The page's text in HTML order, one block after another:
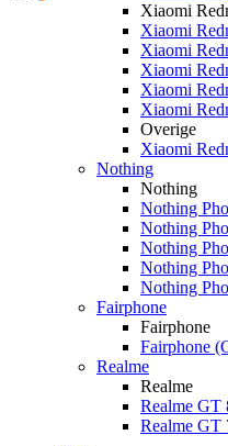
Xiaomi
Xiaomi
Xiaomi
Xiaomi
Xiaomi
Xiaomi
Overige
Xiaomi
Nothing
Nothing
Nothing
Nothing
Nothing
Nothing
Nothing
Fairphone
Fairphone
Fairphone
Realme
Realme
Realme GT
Realme GT